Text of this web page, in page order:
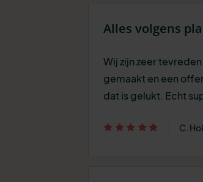
Alles volgens
Wij zijn zeer
gemaakt en een
dat is gelukt. Echt
C.